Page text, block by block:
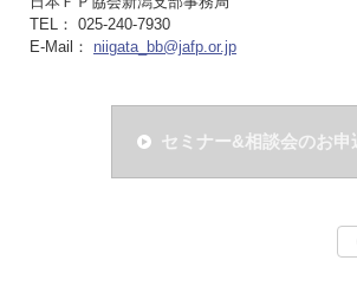
TEL： 025-240-7930
E-Mail： niigata_bb@jafp.or.jp
セミナー&相談会のお申